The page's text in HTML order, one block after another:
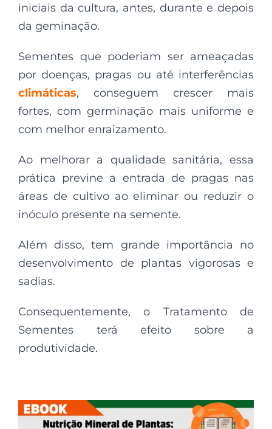
iniciais da cultura, antes, durante e depois
da geminação.
Sementes que poderiam ser ameaçadas
por doenças, pragas ou até interferências
climáticas, conseguem crescer mais
fortes, com germinação mais uniforme e
com melhor enraizamento.
Ao melhorar a qualidade sanitária, essa
prática previne a entrada de pragas nas
áreas de cultivo ao eliminar ou reduzir o
inóculo presente na semente.
Além disso, tem grande importância no
desenvolvimento de plantas vigorosas e
sadias.
Consequentemente, o Tratamento de
Sementes terá efeito sobre a
produtividade.